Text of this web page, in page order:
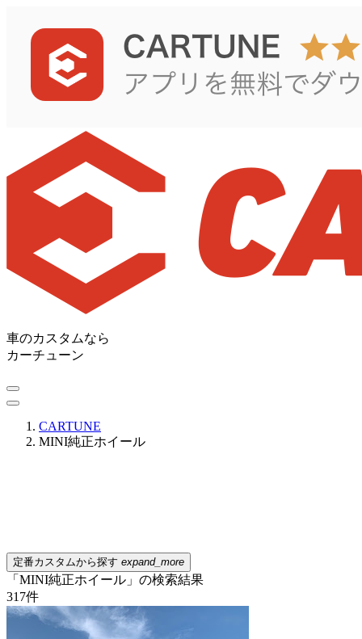
車のカスタムなら
カーチューン
CARTUNE
MINI純正ホイール
定番カスタムから探す expand_more
「MINI純正ホイール」の検索結果
317件